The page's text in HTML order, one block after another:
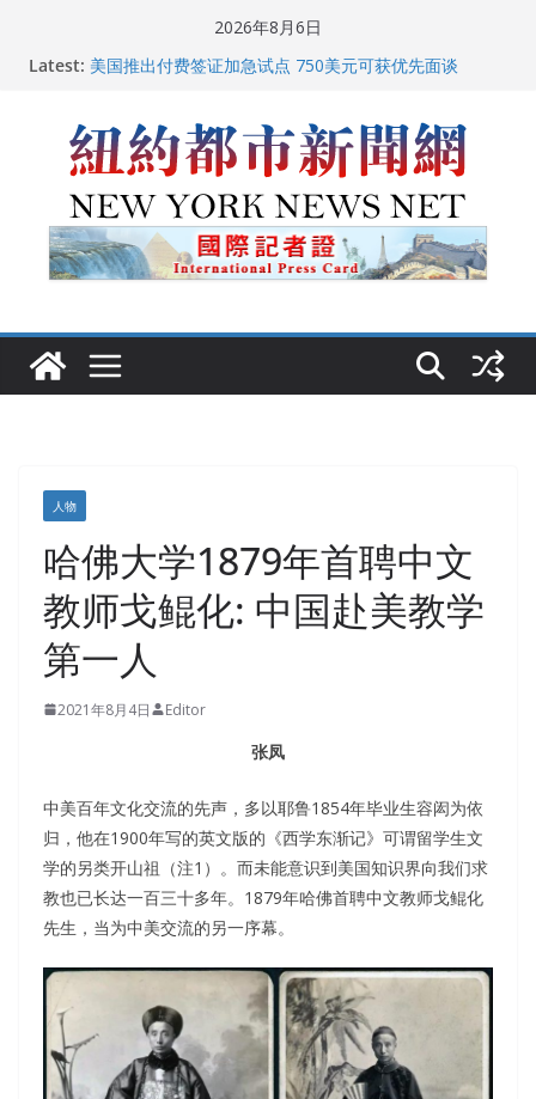
2026年8月6日
Latest: 美国推出付费签证加急试点 750美元可获优先面谈
人！
FBI联合纽约警方突袭多名警界高层住所 涉纽约警察局腐
败刑事调查
中国驻美国大使谢锋邀请美国老教师罗纳德·萨科尔斯基
再次访华
人物
哈佛大学1879年首聘中文
教师戈鲲化: 中国赴美教学
第一人
2021年8月4日 Editor
张凤
中美百年文化交流的先声，多以耶鲁1854年毕业生容闳为依
归，他在1900年写的英文版的《西学东渐记》可谓留学生文
学的另类开山祖（注1）。而未能意识到美国知识界向我们求
教也已长达一百三十多年。1879年哈佛首聘中文教师戈鲲化
先生，当为中美交流的另一序幕。